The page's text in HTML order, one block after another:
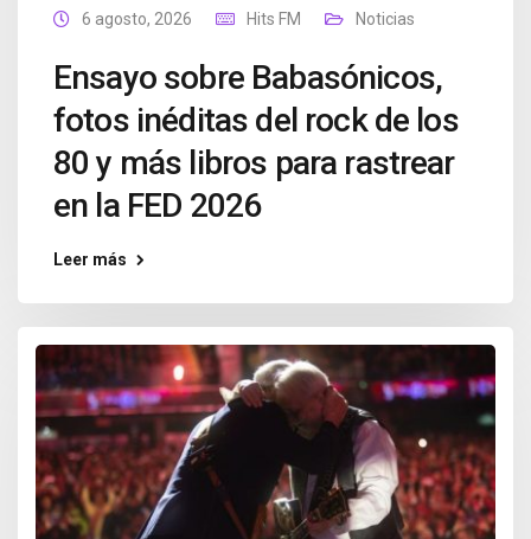
6 agosto, 2026 Hits FM Noticias
Ensayo sobre Babasónicos,
fotos inéditas del rock de los
80 y más libros para rastrear
en la FED 2026
Leer más